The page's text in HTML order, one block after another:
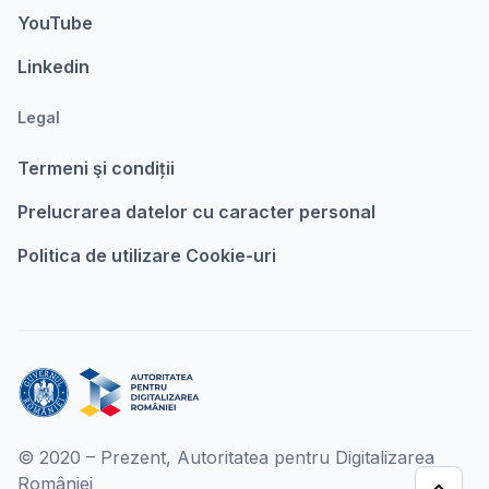
YouTube
Linkedin
Legal
Termeni şi condiții
Prelucrarea datelor cu caracter personal
Politica de utilizare Cookie-uri
© 2020 – Prezent, Autoritatea pentru Digitalizarea
României